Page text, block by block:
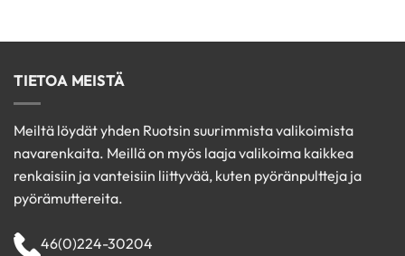
TIETOA MEISTÄ
Meiltä löydät yhden Ruotsin suurimmista valikoimista
navarenkaita. Meillä on myös laaja valikoima kaikkea
renkaisiin ja vanteisiin liittyvää, kuten pyöränpultteja ja
pyörämuttereita.
46(0)224-30204